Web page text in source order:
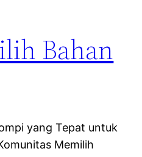
Bahan
yang Tepat untuk
Memilih